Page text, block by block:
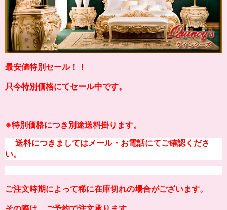
最安値特別セール！！
只今特別価格にてセール中です。
※特別価格につき別途送料掛り ます。
送料につきましてはメール・お電話にてご確認くださ
い。
ご注文時期によって稀に在庫切れの場合がございます。